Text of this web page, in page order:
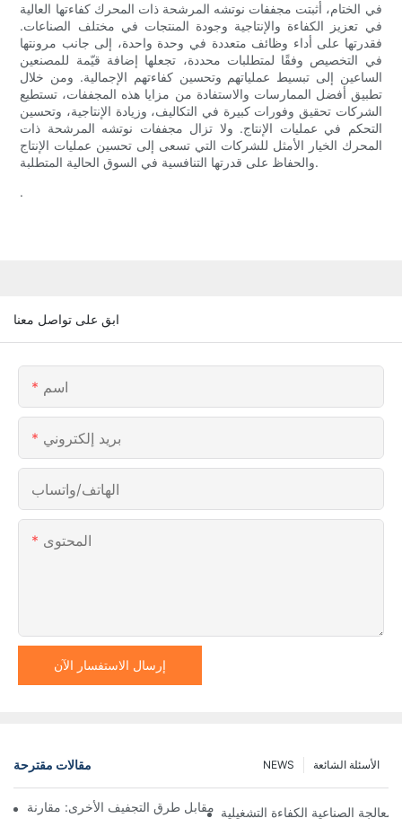
في الختام، أثبتت مجففات نوتشه المرشحة ذات المحرك كفاءتها العالية
في تعزيز الكفاءة والإنتاجية وجودة المنتجات في مختلف الصناعات.
فقدرتها على أداء وظائف متعددة في وحدة واحدة، إلى جانب مرونتها
في التخصيص وفقًا لمتطلبات محددة، تجعلها إضافة قيّمة للمصنعين
الساعين إلى تبسيط عملياتهم وتحسين كفاءتهم الإجمالية. ومن خلال
تطبيق أفضل الممارسات والاستفادة من مزايا هذه المجففات، تستطيع
الشركات تحقيق وفورات كبيرة في التكاليف، وزيادة الإنتاجية، وتحسين
التحكم في عمليات الإنتاج. ولا تزال مجففات نوتشه المرشحة ذات
المحرك الخيار الأمثل للشركات التي تسعى إلى تحسين عمليات الإنتاج
والحفاظ على قدرتها التنافسية في السوق الحالية المتطلبة.
.
ابق على تواصل معنا
اسم
بريد إلكتروني
الهاتف/واتساب
المحتوى
إرسال الاستفسار الآن
مقالات مقترحة الأسئلة الشائعة NEWS
نوتش المرشحة ذات المحرك مقابل طرق التجفيف الأخرى: مقارنة
الصناعية الكفاءة التشغيلية